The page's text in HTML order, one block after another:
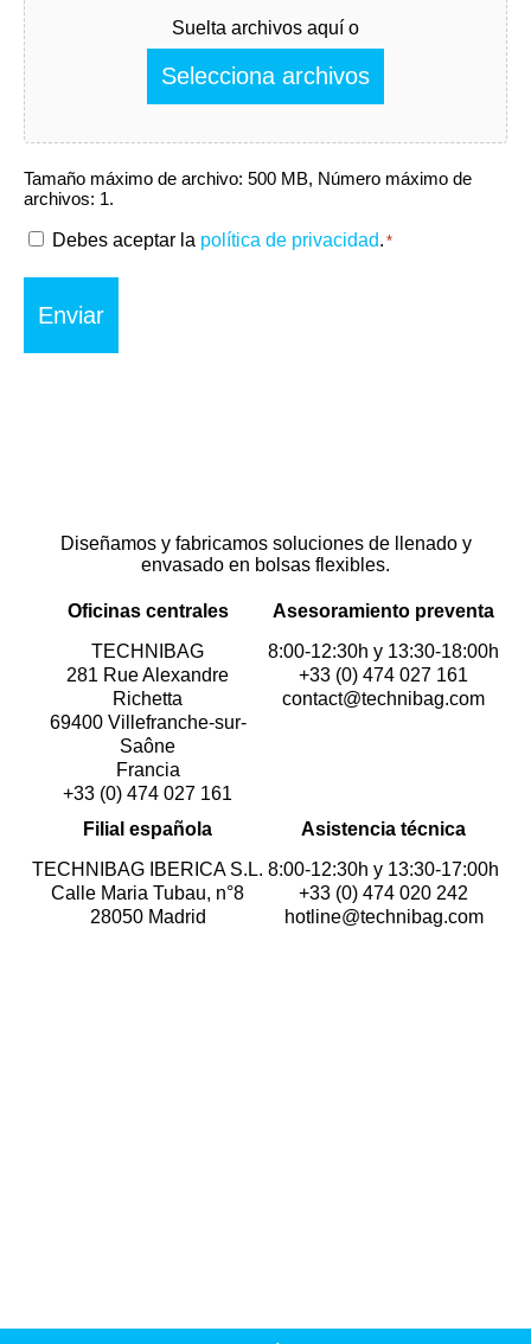
Suelta archivos aquí o
Selecciona archivos
Tamaño máximo de archivo: 500 MB, Número máximo de
archivos: 1.
RGPDDebes aceptar la política de privacidad. *
Diseñamos y fabricamos soluciones de llenado y
envasado en bolsas flexibles.
Oficinas centrales
TECHNIBAG
281 Rue Alexandre
Richetta
69400 Villefranche-sur-
Saône
Francia
+33 (0) 474 027 161
Asesoramiento preventa
8:00-12:30h y 13:30-18:00h
+33 (0) 474 027 161
contact@technibag.com
Filial española
TECHNIBAG IBERICA S.L.
Calle Maria Tubau, n°8
28050 Madrid
Asistencia técnica
8:00-12:30h y 13:30-17:00h
+33 (0) 474 020 242
hotline@technibag.com